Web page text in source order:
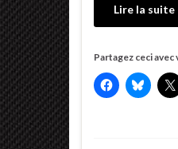
Lire la suite
Partagez ceci avec